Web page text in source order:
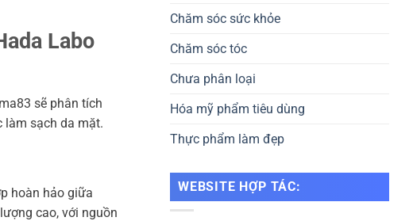
Labo
sẽ phân tích
làm sạch da mặt.
hoàn hảo giữa
cao, với nguồn
Chăm sóc sức khỏe
Chăm sóc tóc
Chưa phân loại
Hóa mỹ phẩm tiêu dùng
Thực phẩm làm đẹp
WEBSITE HỢP TÁC: